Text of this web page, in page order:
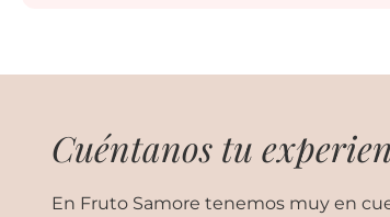
Cuéntanos tu
En Fruto Samore tenemos muy en